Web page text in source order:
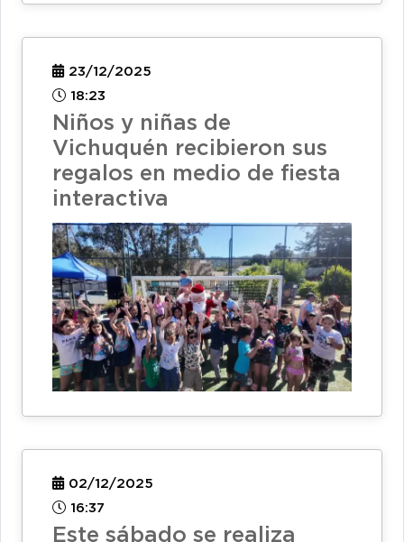
23/12/2025
18:23
Niños y niñas de
Vichuquén recibieron sus
regalos en medio de fiesta
interactiva
02/12/2025
16:37
Este sábado se realiza